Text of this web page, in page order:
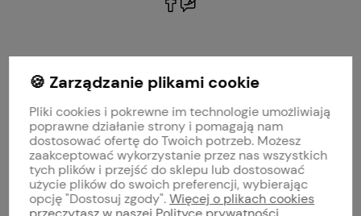
MOJE KONTO
PŁATNOŚCI I DOSTAWA
INFORMACJE
O NAS
🍪 Zarządzanie plikami cookie
Pliki cookies i pokrewne im technologie umożliwiają
poprawne działanie strony i pomagają nam
dostosować ofertę do Twoich potrzeb. Możesz
zaakceptować wykorzystanie przez nas wszystkich
tych plików i przejść do sklepu lub dostosować
użycie plików do swoich preferencji, wybierając
opcję "Dostosuj zgody".Więcej o plikach cookies